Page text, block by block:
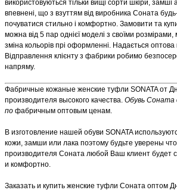
використовуються тільки вищі сорти шкіри, замші
впевнені, що з взуттям від виробника Соната
почуватися стильно і комфортно. Замовити та
можна від 5 пар однієї моделі з своїми
зміна кольорів прі оформленні. Надається оптова
Відправлення клієнту з фабрики робимо
напряму.
Фабричные кожаные женские туфли SONATA от
производителя высокого качества. Обувь Соната
по фабричным оптовым ценам.
В изготовление нашей обуви SONATA
кожи, замши или лака поэтому будьте уверены
производителя Соната любой Ваш клиент будет
и комфортно.
Заказать и купить женские туфли Соната оптом